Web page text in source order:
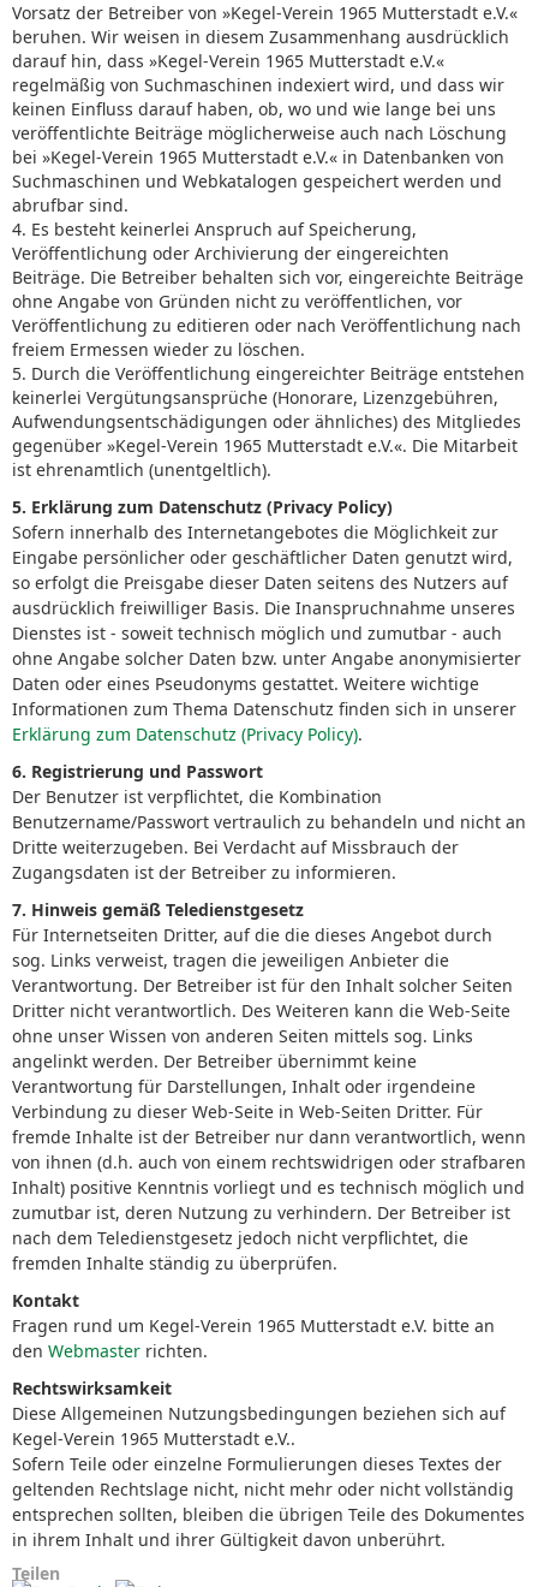
Vorsatz der Betreiber von »Kegel-Verein 1965 Mutterstadt e.V.«
beruhen. Wir weisen in diesem Zusammenhang ausdrücklich
darauf hin, dass »Kegel-Verein 1965 Mutterstadt e.V.«
regelmäßig von Suchmaschinen indexiert wird, und dass wir
keinen Einfluss darauf haben, ob, wo und wie lange bei uns
veröffentlichte Beiträge möglicherweise auch nach Löschung
bei »Kegel-Verein 1965 Mutterstadt e.V.« in Datenbanken von
Suchmaschinen und Webkatalogen gespeichert werden und
abrufbar sind.
4. Es besteht keinerlei Anspruch auf Speicherung,
Veröffentlichung oder Archivierung der eingereichten
Beiträge. Die Betreiber behalten sich vor, eingereichte Beiträge
ohne Angabe von Gründen nicht zu veröffentlichen, vor
Veröffentlichung zu editieren oder nach Veröffentlichung nach
freiem Ermessen wieder zu löschen.
5. Durch die Veröffentlichung eingereichter Beiträge entstehen
keinerlei Vergütungsansprüche (Honorare, Lizenzgebühren,
Aufwendungsentschädigungen oder ähnliches) des Mitgliedes
gegenüber »Kegel-Verein 1965 Mutterstadt e.V.«. Die Mitarbeit
ist ehrenamtlich (unentgeltlich).
5. Erklärung zum Datenschutz (Privacy Policy)
Sofern innerhalb des Internetangebotes die Möglichkeit zur
Eingabe persönlicher oder geschäftlicher Daten genutzt wird,
so erfolgt die Preisgabe dieser Daten seitens des Nutzers auf
ausdrücklich freiwilliger Basis. Die Inanspruchnahme unseres
Dienstes ist - soweit technisch möglich und zumutbar - auch
ohne Angabe solcher Daten bzw. unter Angabe anonymisierter
Daten oder eines Pseudonyms gestattet. Weitere wichtige
Informationen zum Thema Datenschutz finden sich in unserer
Erklärung zum Datenschutz (Privacy Policy).
6. Registrierung und Passwort
Der Benutzer ist verpflichtet, die Kombination
Benutzername/Passwort vertraulich zu behandeln und nicht an
Dritte weiterzugeben. Bei Verdacht auf Missbrauch der
Zugangsdaten ist der Betreiber zu informieren.
7. Hinweis gemäß Teledienstgesetz
Für Internetseiten Dritter, auf die die dieses Angebot durch
sog. Links verweist, tragen die jeweiligen Anbieter die
Verantwortung. Der Betreiber ist für den Inhalt solcher Seiten
Dritter nicht verantwortlich. Des Weiteren kann die Web-Seite
ohne unser Wissen von anderen Seiten mittels sog. Links
angelinkt werden. Der Betreiber übernimmt keine
Verantwortung für Darstellungen, Inhalt oder irgendeine
Verbindung zu dieser Web-Seite in Web-Seiten Dritter. Für
fremde Inhalte ist der Betreiber nur dann verantwortlich, wenn
von ihnen (d.h. auch von einem rechtswidrigen oder strafbaren
Inhalt) positive Kenntnis vorliegt und es technisch möglich und
zumutbar ist, deren Nutzung zu verhindern. Der Betreiber ist
nach dem Teledienstgesetz jedoch nicht verpflichtet, die
fremden Inhalte ständig zu überprüfen.
Kontakt
Fragen rund um Kegel-Verein 1965 Mutterstadt e.V. bitte an
den Webmaster richten.
Rechtswirksamkeit
Diese Allgemeinen Nutzungsbedingungen beziehen sich auf
Kegel-Verein 1965 Mutterstadt e.V..
Sofern Teile oder einzelne Formulierungen dieses Textes der
geltenden Rechtslage nicht, nicht mehr oder nicht vollständig
entsprechen sollten, bleiben die übrigen Teile des Dokumentes
in ihrem Inhalt und ihrer Gültigkeit davon unberührt.
Teilen